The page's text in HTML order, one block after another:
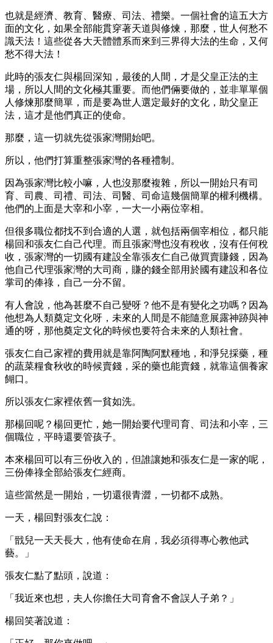
也就是經濟、教育、醫療、司法、禮樂。一個社會的這五大方
面的文化，如果全部能貫穿著天道與修煉，那麼，世人何愁不
識天法！這些從各大天體體系而來到三界得大法的生命，又何
愁不得大法！
此時的張友仁與楊回深知，最後的人間，才是父皇正法的主
場，所以人間的文化極其重要。而他們倆要做的，並非單單個
人修煉那麼簡單，而是要為世人選定最好的文化，助父皇正
法，這才是他們真正的使命。
那麼，這一切就先從張家灣開始吧。
所以，他們打算重整張家灣的各種禮制。
因為張家灣比較小嘛，人也沒那麼複雜，所以一開始只有司
育、司農、司禮、司法、司醫、司命這幾個簡單的權利機構。
他們的上面是大宰和小宰，一大一小兩位宰相。
但很多職位都找不到合適的人選，就包括兩個宰相位，都只能
楊回和張友仁自己代理。而且張家灣也沒有稅收，沒有任何稅
收，張家灣的一切國有建設全靠張友仁自己做買賣賺錢，因為
他自己代理張家灣的大司商，賺的錢全部用於國有建設和各位
掌司的俸祿，自己一分不留。
有人會說，他為甚麼不自己變呀？他不是有變化之功嗎？因為
他想為人類奠定文化呀，未來的人間是不能隨意展露神跡與神
通的呀，那他奠定文化的時候也要符合未來的人類社會。
張友仁自己家裡的費用就是靠阿陶阿默種地，和淨兒採藥，種
的蔬菜糧食秋收的時候賣錢，采的藥也能賣錢，就靠這個養家
餬口。
所以張友仁家裡依舊一貧如洗。
那楊回呢？楊回更忙，她一開始要代理司育、司法和小宰，三
個職位，平時還要管孩子。
本來楊回可以有三份收入的，但誰讓她和張友仁是一家的呢，
三份俸祿全部給張友仁經商。
這些當然是一開始，一切還很青澀，一切都不成熟。
一天，楊回對張友仁說：
「戩兒一天天長大，他有使命在肩，我必須得專心教他武
藝。」
張友仁點了點頭，說道：
「我近來也想，夫人你擔任大司育會不會誤人子弟？」
楊回笑著說道：